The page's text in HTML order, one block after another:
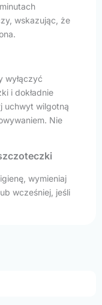
wskazując, że
wyłączyć
i dokładnie
uchwyt wilgotną
Nie
wymieniaj
wcześniej, jeśli